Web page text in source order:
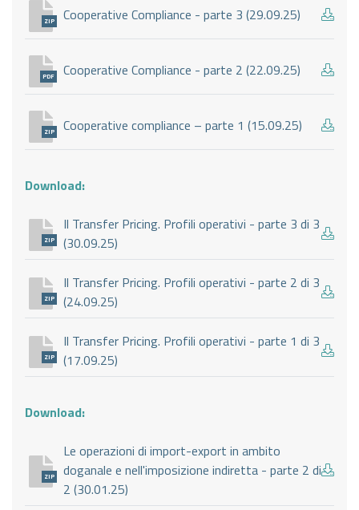
ZIP Cooperative Compliance - parte 3 (29.09.25)
PDF Cooperative Compliance - parte 2 (22.09.25)
ZIP Cooperative compliance – parte 1 (15.09.25)
Download:
ZIP
Il Transfer Pricing. Profili operativi - parte 3 di 3
(30.09.25)
ZIP
Il Transfer Pricing. Profili operativi - parte 2 di 3
(24.09.25)
ZIP
Il Transfer Pricing. Profili operativi - parte 1 di 3
(17.09.25)
Download:
ZIP
Le operazioni di import-export in ambito
doganale e nell'imposizione indiretta - parte 2 di
2 (30.01.25)